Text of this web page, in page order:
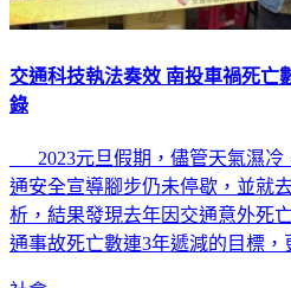
交通科技執法奏效 南投車禍死亡
錄
2023元旦假期，儘管天氣濕冷
通安全宣導腳步仍未停歇，並就
析，結果發現去年因交通意外死
通事故死亡數連3年遞減的目標，